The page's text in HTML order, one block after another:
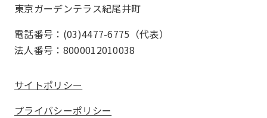
東京ガーデンテラス紀尾井町
電話番号：(03)4477-6775（代表）
法人番号：8000012010038
サイトポリシー
プライバシーポリシー